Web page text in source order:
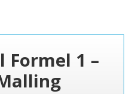
1 –